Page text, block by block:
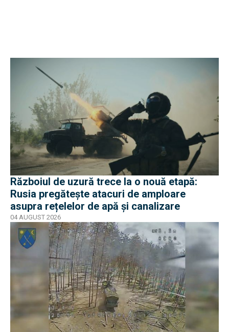
Războiul de uzură trece la o nouă etapă:
Rusia pregătește atacuri de amploare
asupra rețelelor de apă și canalizare
04 AUGUST 2026